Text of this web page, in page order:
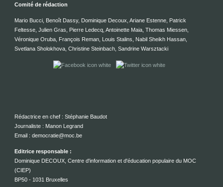
Comité de rédaction
Mario Bucci, Benoît Dassy, Dominique Decoux, Ariane Estenne, Patrick
Feltesse, Julien Gras, Pierre Ledecq, Antoinette Maia, Thomas Miessen,
Véronique Oruba, François Reman, Louis Stalins, Nabil Sheikh Hassan,
Svetlana Sholokhova, Christine Steinbach, Sandrine Warsztacki
Rédactrice en chef : Stéphanie Baudot
Journaliste : Manon Legrand
Email : democratie@moc.be
Editrice responsable :
Dominique DECOUX, Centre d'information et d'éducation populaire du MOC
(CIEP)
BP50 - 1031 Bruxelles